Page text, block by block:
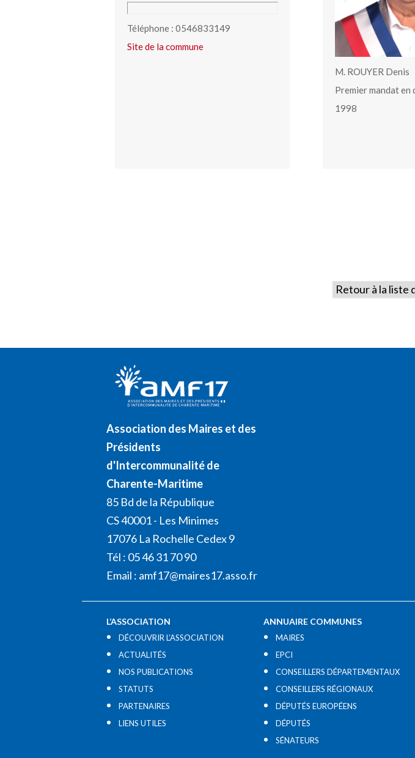
Téléphone : 0546833149
Site de la commune
M. ROUYER Denis
Premier mandat en
1998
Retour à la liste
Association des Maires et des
Présidents
d'Intercommunalité de
Charente-Maritime
85 Bd de la République
CS 40001 - Les Minimes
17076 La Rochelle Cedex 9
Tél : 05 46 31 70 90
Email : amf17@maires17.asso.fr
L’ASSOCIATION
DÉCOUVRIR L’ASSOCIATION
ACTUALITÉS
NOS PUBLICATIONS
STATUTS
PARTENAIRES
LIENS UTILES​
ANNUAIRE COMMUNES
MAIRES
EPCI
CONSEILLERS DÉPARTEMENTAUX
CONSEILLERS RÉGIONAUX
DÉPUTÉS EUROPÉENS
DÉPUTÉS
SÉNATEURS